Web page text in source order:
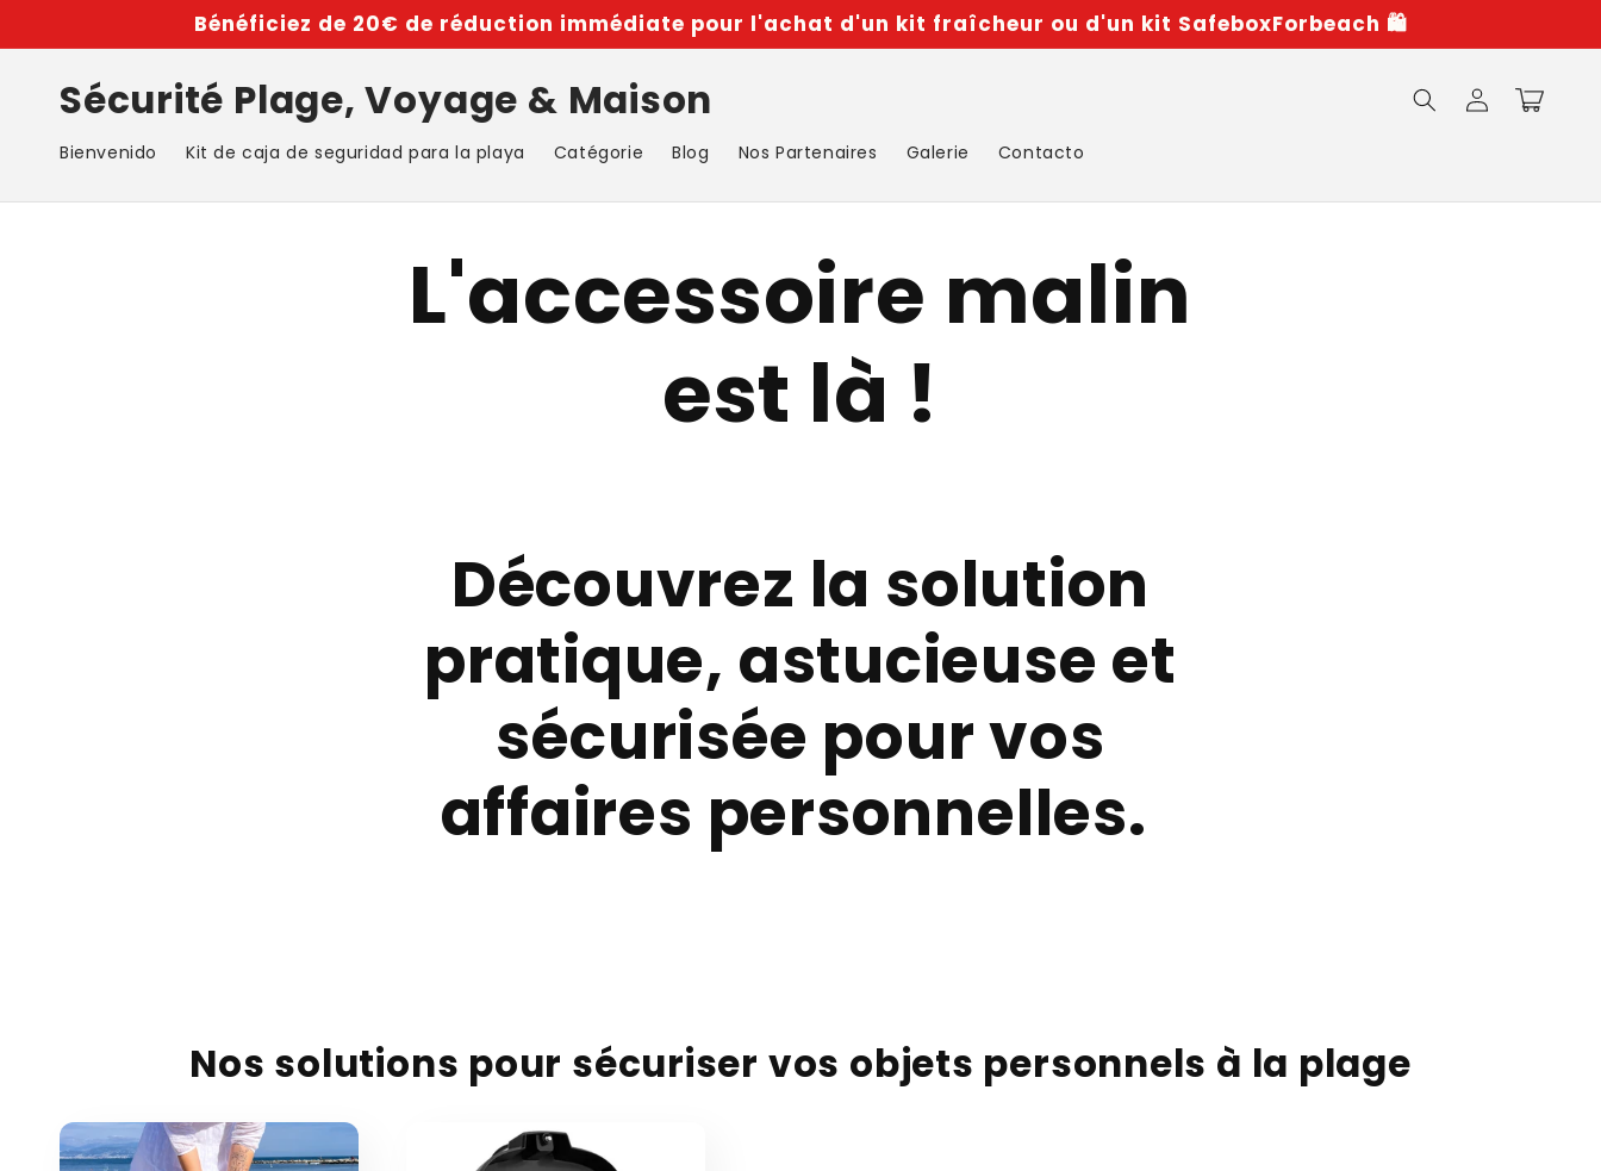
contenido
Bénéficiez de 20€ de réduction immédiate pour l'achat d'un kit fraîcheur ou d'un kit SafeboxForbeach 🛍️
Sécurité Plage, Voyage & Maison
Bienvenido Kit de caja de seguridad para la playa Catégorie Blog Nos Partenaires Galerie Contacto
Iniciar
sesión
Carrito
L'accessoire malin
est là !
Découvrez la solution
pratique, astucieuse et
sécurisée pour vos
affaires personnelles.
Nos solutions pour sécuriser vos objets personnels à la plage